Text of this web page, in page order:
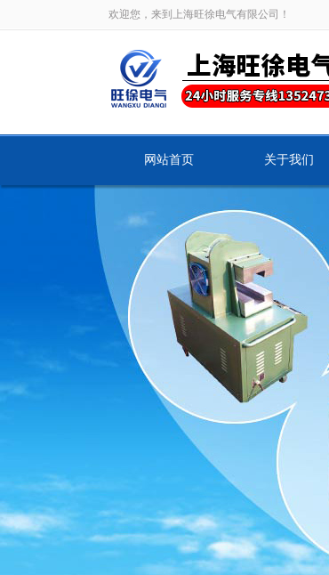
欢迎您，来到上海旺徐电气有限公司！
网站首页 关于我们